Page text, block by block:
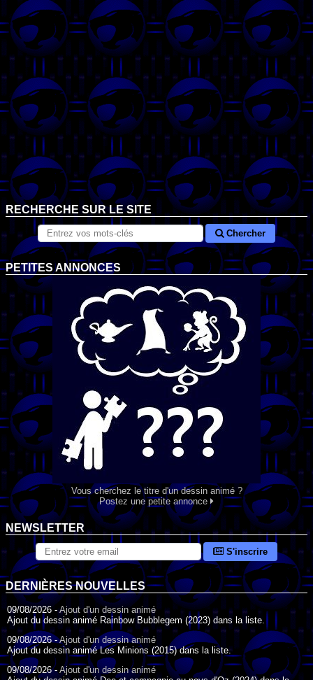
RECHERCHE SUR LE SITE
Chercher
PETITES ANNONCES
Vous cherchez le titre d'un dessin animé ?
Postez une petite annonce
NEWSLETTER
S'inscrire
DERNIÈRES NOUVELLES
09/08/2026 -Ajout d'un dessin animé
Ajout du dessin animé Rainbow Bubblegem (2023) dans la liste.
09/08/2026 -Ajout d'un dessin animé
Ajout du dessin animé Les Minions (2015) dans la liste.
09/08/2026 -Ajout d'un dessin animé